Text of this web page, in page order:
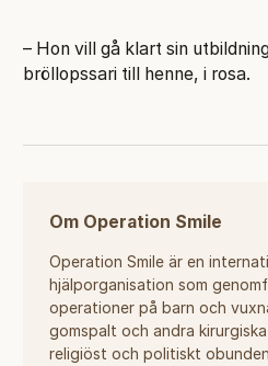
– Hon vill gå klart sin
bröllopssari till henne, i rosa.
Om Operation Smile
Operation Smile är en
hjälporganisation som
operationer på barn och
gomspalt och andra
religiöst och politiskt